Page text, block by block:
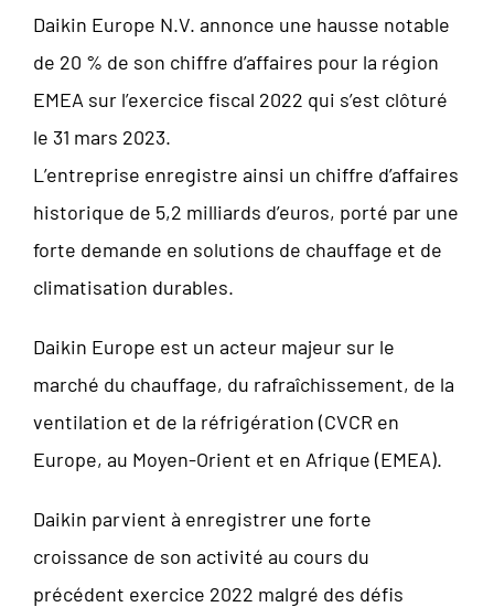
Daikin Europe N.V. annonce une hausse notable
de 20 % de son chiffre d’affaires pour la région
EMEA sur l’exercice fiscal 2022 qui s’est clôturé
le 31 mars 2023.
L’entreprise enregistre ainsi un chiffre d’affaires
historique de 5,2 milliards d’euros, porté par une
forte demande en solutions de chauffage et de
climatisation durables.
Daikin Europe est un acteur majeur sur le
marché du chauffage, du rafraîchissement, de la
ventilation et de la réfrigération (CVCR en
Europe, au Moyen-Orient et en Afrique (EMEA).
Daikin parvient à enregistrer une forte
croissance de son activité au cours du
précédent exercice 2022 malgré des défis